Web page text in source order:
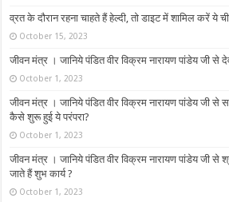
व्रत के दौरान रहना चाहते हैं हेल्दी, तो डाइट में शामिल करें ये
October 15, 2023
जीवन मंत्र । जानिये पंडित वीर विक्रम नारायण पांडेय जी से
October 1, 2023
जीवन मंत्र । जानिये पंडित वीर विक्रम नारायण पांडेय जी से
कैसे शुरू हुई ये परंपरा?
October 1, 2023
जीवन मंत्र । जानिये पंडित वीर विक्रम नारायण पांडेय जी से
जाते हैं शुभ कार्य ?
October 1, 2023